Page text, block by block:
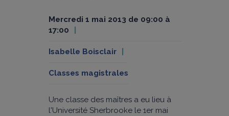
mercredi 1 mai 2013 de 09:00 à
17:00
Isabelle Boisclair
Classes magistrales
Une classe des maîtres a eu lieu à
l'Université Sherbrooke le 1er mai